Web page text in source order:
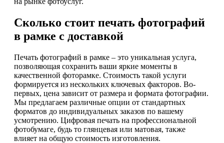
Сколько стоит печать фотографий
в рамке с доставкой
Печать фотографий в рамке – это уникальная услуга,
позволяющая сохранить ваши яркие моменты в
качественной фоторамке. Стоимость такой услуги
формируется из нескольких ключевых факторов. Во-
первых, цена зависит от размера и формата фотографии.
Мы предлагаем различные опции от стандартных
форматов до индивидуальных заказов по вашему
усмотрению. Цифровая печать на профессиональной
фотобумаге, будь то глянцевая или матовая, также
влияет на общую стоимость изготовления.